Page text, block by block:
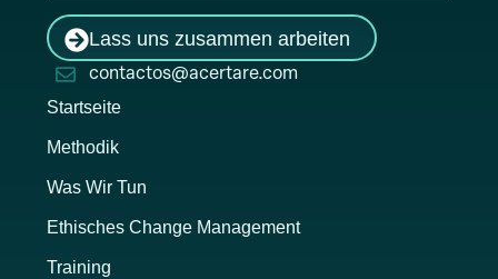
Lass uns zusammen arbeiten
contactos@acertare.com
Startseite
Methodik
Was Wir Tun
Ethisches Change Management
Training